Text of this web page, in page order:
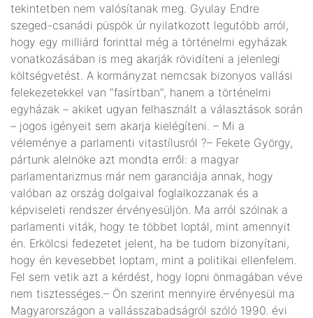
tekintetben nem valósítanak meg. Gyulay Endre
szeged-csanádi püspök úr nyilatkozott legutóbb arról,
hogy egy milliárd forinttal még a történelmi egyházak
vonatkozásában is meg akarják rövidíteni a jelenlegi
költségvetést. A kormányzat nemcsak bizonyos vallási
felekezetekkel van "fasírtban", hanem a történelmi
egyházak – akiket ugyan felhasznált a választások során
– jogos igényeit sem akarja kielégíteni. – Mi a
véleménye a parlamenti vitastílusról ?– Fekete György,
pártunk alelnöke azt mondta erről: a magyar
parlamentarizmus már nem garanciája annak, hogy
valóban az ország dolgaival foglalkozzanak és a
képviseleti rendszer érvényesüljön. Ma arról szólnak a
parlamenti viták, hogy te többet loptál, mint amennyit
én. Erkölcsi fedezetet jelent, ha be tudom bizonyítani,
hogy én kevesebbet loptam, mint a politikai ellenfelem.
Fel sem vetik azt a kérdést, hogy lopni önmagában véve
nem tisztességes.– Ön szerint mennyire érvényesül ma
Magyarországon a vallásszabadságról szóló 1990. évi